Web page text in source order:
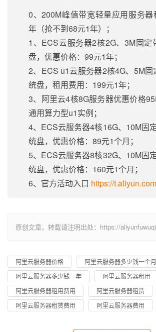
0、200M峰值带宽轻量应用服务器
年（抢不到68元1年）；
1、ECS云服务器2核2G、3M固定
盘，优惠价格：99元1年；
2、ECS u1云服务器2核4G、5M固
统盘，租用费用：199元1年；
3、阿里云4核8G服务器优惠价格
通用算力型u1实例；
4、ECS云服务器4核16G、10M固
统盘，优惠价格：89元1个月；
5、ECS云服务器8核32G、10M固
统盘，优惠价格：160元1个月；
6、官方活动入口 https://
原创文章，转载请注明出处：https://
阿里云服务器价格
阿里云服务器多少钱一个月
阿里云服务器多少钱一年
阿里云服务器租用
阿里云服务器租用费用
阿里云服务器租赁
阿里云服务器租赁费用
阿里云服务器费用